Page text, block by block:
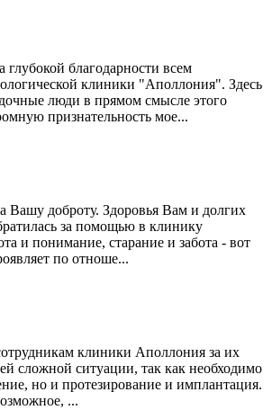
глубокой благодарности всем
клиники "Аполлония". Здесь
люди в прямом смысле этого
признательность мое...
Вашу доброту. Здоровья Вам и долгих
за помощью в клинику
и понимание, старание и забота - вот
по отноше...
клиники Аполлония за их
сложной ситуации, так как необходимо
но и протезирование и имплантация.
...